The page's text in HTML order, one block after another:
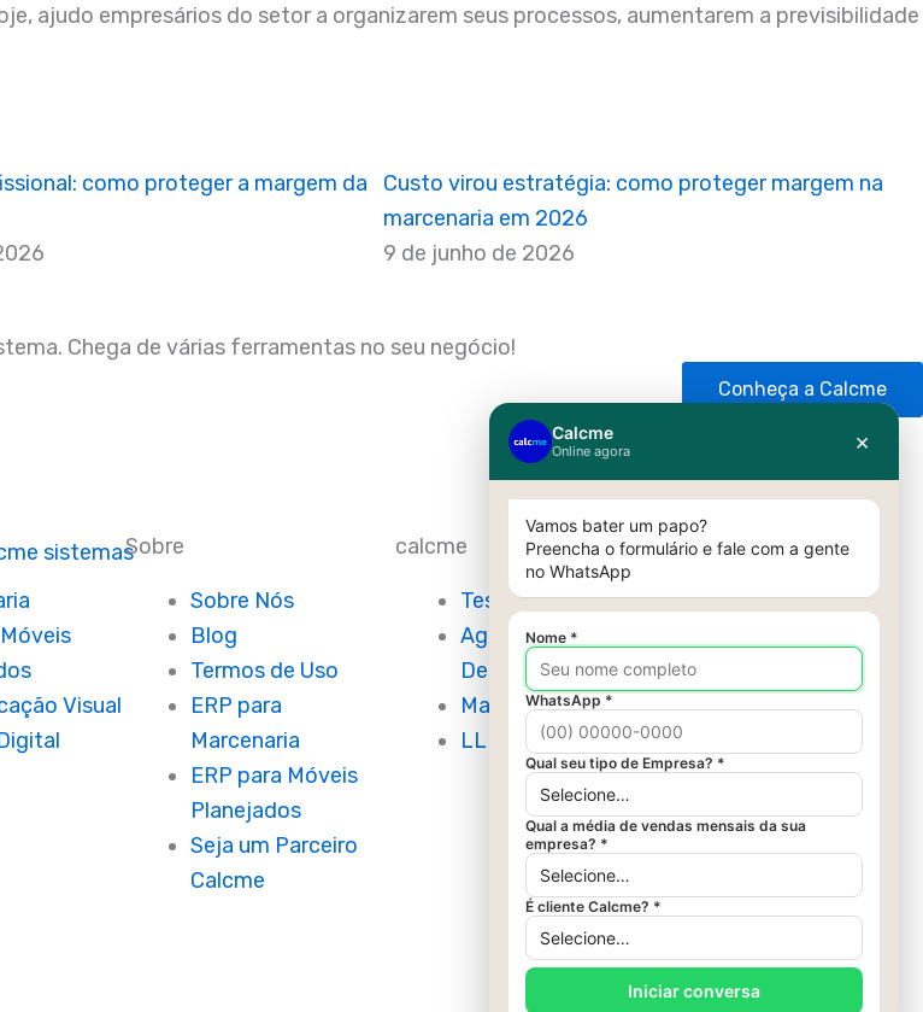
ajudo empresários do setor a organizarem seus processos, aumentarem a previsibilidade
como proteger a margem da
Custo virou estratégia: como proteger margem na
marcenaria em 2026
9 de junho de 2026
Chega de várias ferramentas no seu negócio!
Conheça a Calcme
Visual
Sobre
Sobre Nós
Blog
Termos de Uso
ERP para
Marcenaria
ERP para Móveis
Planejados
Seja um Parceiro
Calcme
calcme
Teste Grátis
Agendar
Demonstração
Materiais Gratuitos
LLMs.txt